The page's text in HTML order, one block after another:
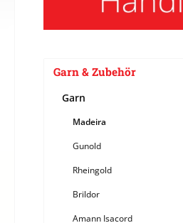
Garn & Zubehör
Garn
Madeira
Gunold
Rheingold
Brildor
Amann Isacord